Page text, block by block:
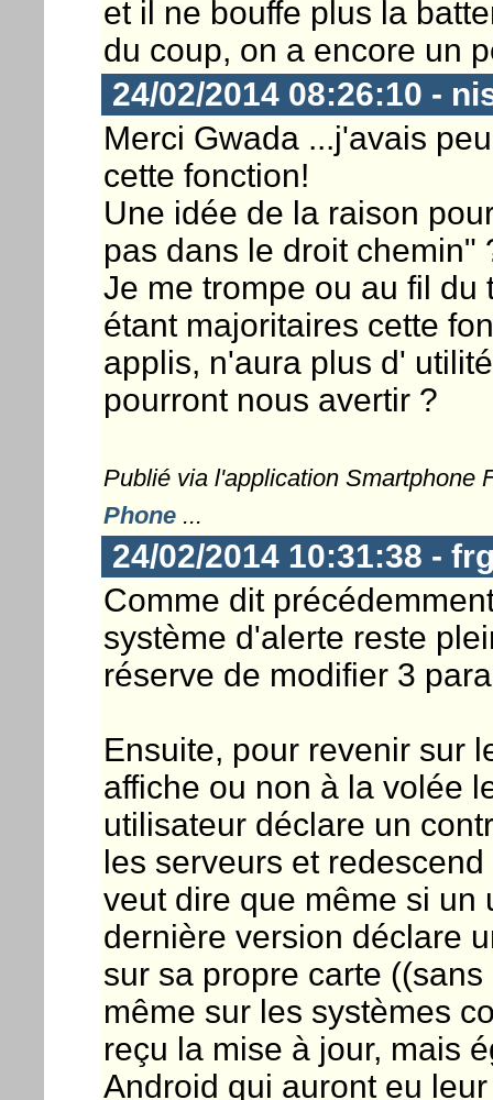
et il ne bouffe plus la
du coup, on a encore un
24/02/2014 08:26:10 -
Merci Gwada ...j'avais
cette fonction!
Une idée de la raison
pas dans le droit chemin"
Je me trompe ou au fil du
étant majoritaires cette
applis, n'aura plus d'
pourront nous avertir ?
Publié via l'application Smartphone
Phone...
24/02/2014 10:31:38 -
Comme dit
système d'alerte reste
réserve de modifier 3
Ensuite, pour revenir sur
affiche ou non à la volée
utilisateur déclare un
les serveurs et
veut dire que même si un
dernière version déclare
sur sa propre carte
même sur les systèmes
reçu la mise à jour, mais
Android qui auront eu